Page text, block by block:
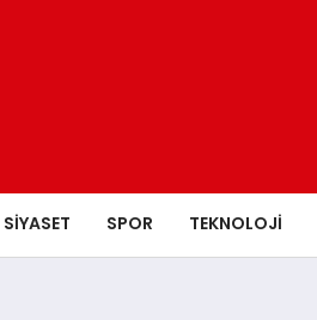
SIYASET SPOR TEKNOLOJI